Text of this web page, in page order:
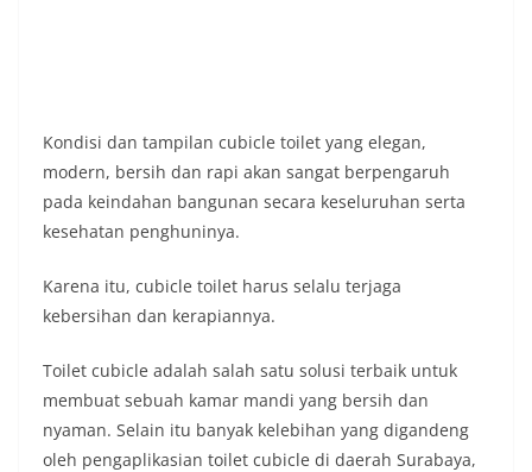
Kondisi dan tampilan cubicle toilet yang elegan,
modern, bersih dan rapi akan sangat berpengaruh
pada keindahan bangunan secara keseluruhan serta
kesehatan penghuninya.
Karena itu, cubicle toilet harus selalu terjaga
kebersihan dan kerapiannya.
Toilet cubicle adalah salah satu solusi terbaik untuk
membuat sebuah kamar mandi yang bersih dan
nyaman. Selain itu banyak kelebihan yang digandeng
oleh pengaplikasian toilet cubicle di daerah Surabaya,